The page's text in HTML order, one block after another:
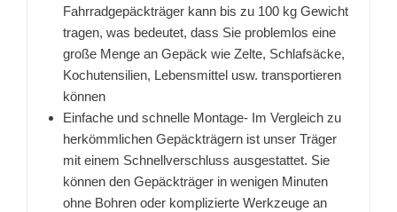
Fahrradgepäckträger kann bis zu 100 kg Gewicht
tragen, was bedeutet, dass Sie problemlos eine
große Menge an Gepäck wie Zelte, Schlafsäcke,
Kochutensilien, Lebensmittel usw. transportieren
können
Einfache und schnelle Montage- Im Vergleich zu
herkömmlichen Gepäckträgern ist unser Träger
mit einem Schnellverschluss ausgestattet. Sie
können den Gepäckträger in wenigen Minuten
ohne Bohren oder komplizierte Werkzeuge an